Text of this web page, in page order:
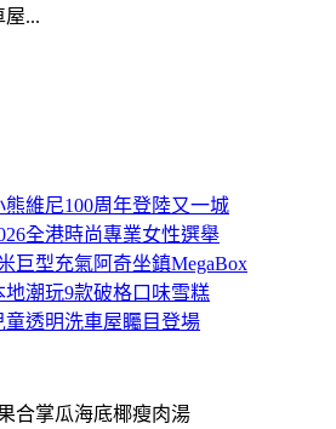
...
合掌瓜海底椰瘦肉湯